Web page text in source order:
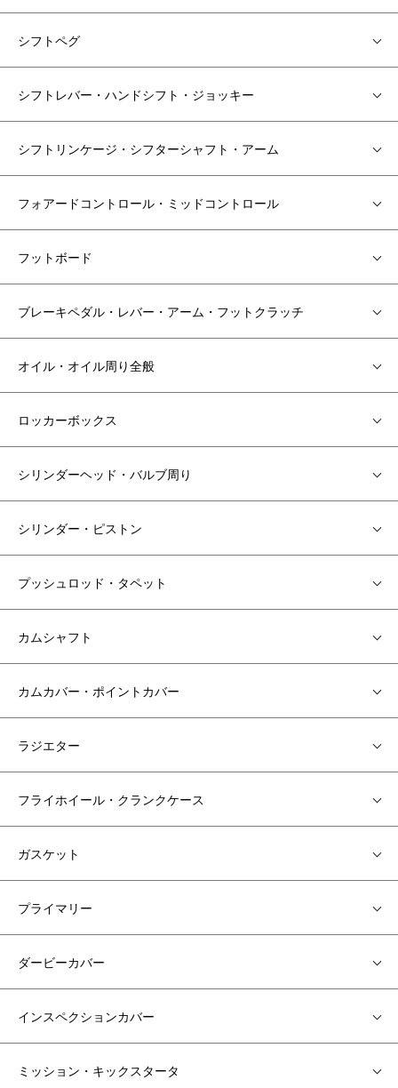
シフトペグ
シフトレバー・ハンドシフト・ジョッキー
シフトリンケージ・シフターシャフト・アーム
フォアードコントロール・ミッドコントロール
フットボード
ブレーキペダル・レバー・アーム・フットクラッチ
オイル・オイル周り全般
ロッカーボックス
シリンダーヘッド・バルブ周り
シリンダー・ピストン
プッシュロッド・タペット
カムシャフト
カムカバー・ポイントカバー
ラジエター
フライホイール・クランクケース
ガスケット
プライマリー
ダービーカバー
インスペクションカバー
ミッション・キックスタータ